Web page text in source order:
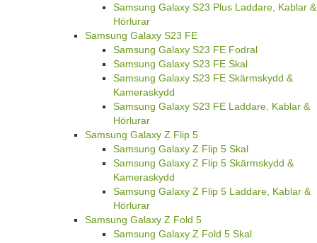
Samsung Galaxy S23 Plus Laddare, Kablar &
Hörlurar
Samsung Galaxy S23 FE
Samsung Galaxy S23 FE Fodral
Samsung Galaxy S23 FE Skal
Samsung Galaxy S23 FE Skärmskydd &
Kameraskydd
Samsung Galaxy S23 FE Laddare, Kablar &
Hörlurar
Samsung Galaxy Z Flip 5
Samsung Galaxy Z Flip 5 Skal
Samsung Galaxy Z Flip 5 Skärmskydd &
Kameraskydd
Samsung Galaxy Z Flip 5 Laddare, Kablar &
Hörlurar
Samsung Galaxy Z Fold 5
Samsung Galaxy Z Fold 5 Skal